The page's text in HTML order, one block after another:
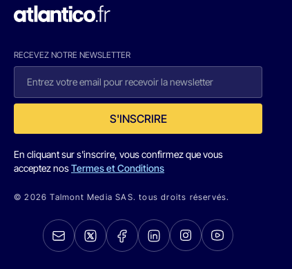
RECEVEZ NOTRE NEWSLETTER
S'INSCRIRE
En cliquant sur s'inscrire, vous confirmez que vous
acceptez nosTermes et Conditions
© 2026 Talmont Media SAS. tous droits réservés.